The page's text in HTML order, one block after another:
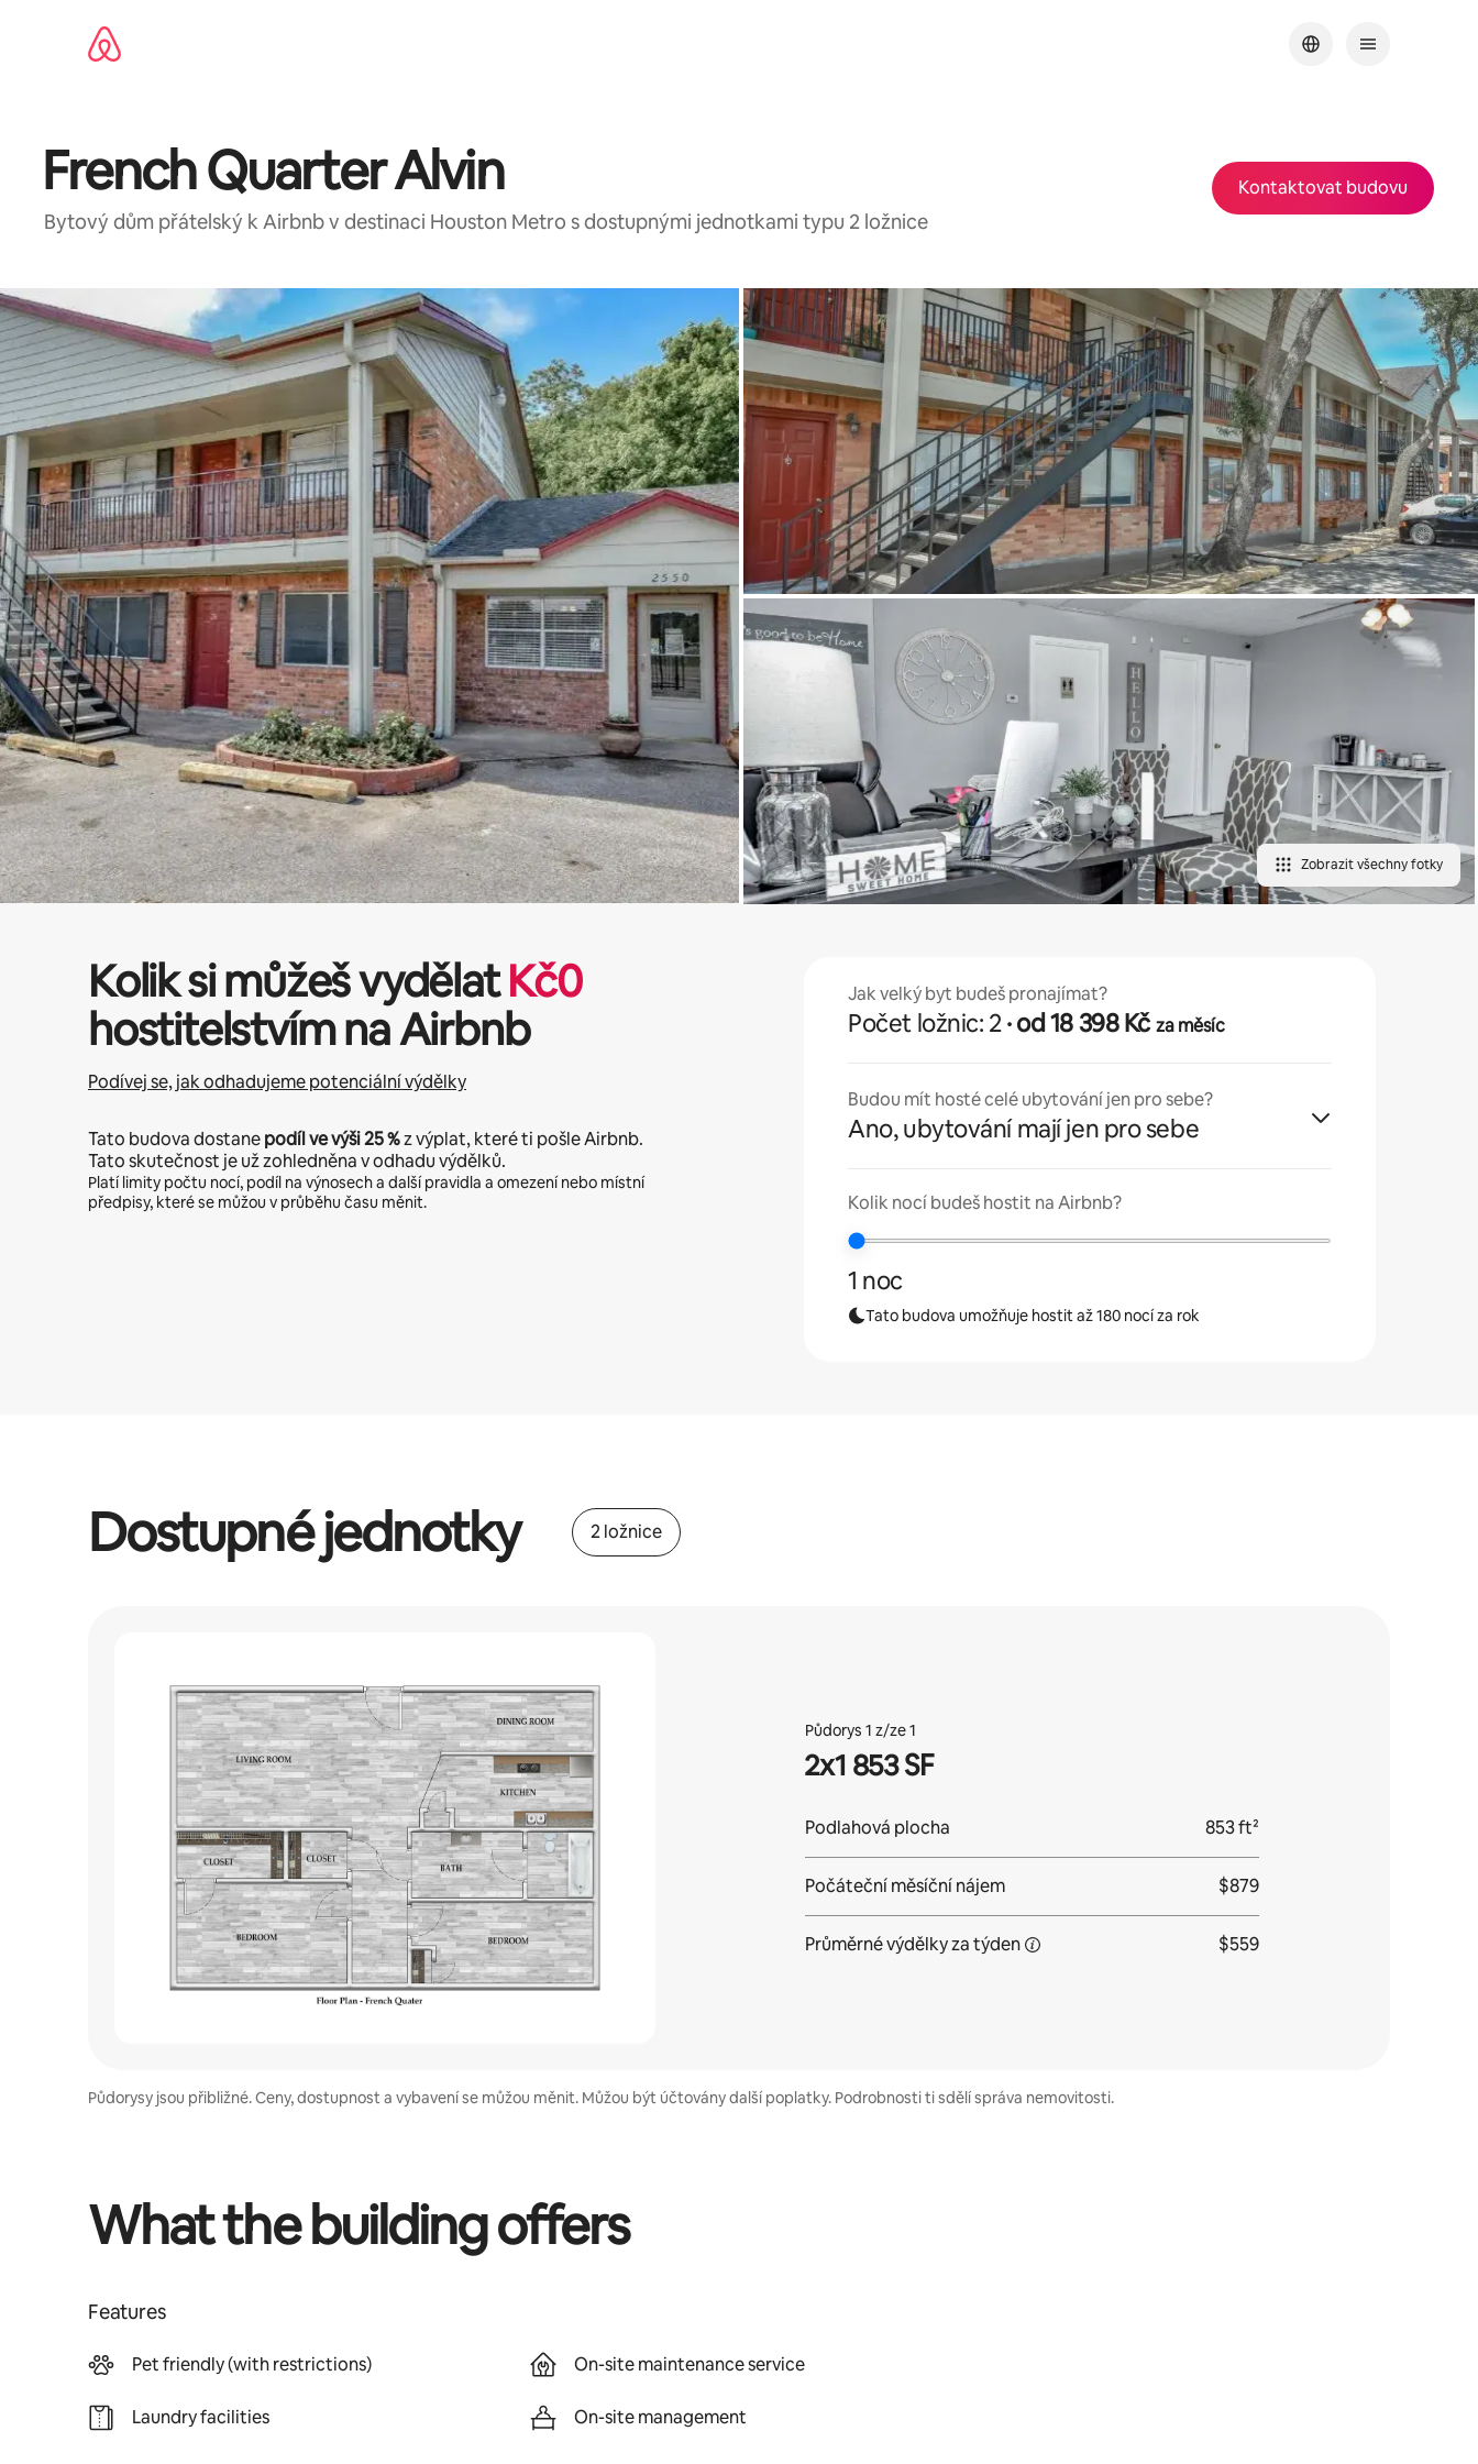
French Quarter Alvin
Bytový dům přátelský k Airbnb v destinaci Houston Metro s dostupnými jednotkami typu 2 ložnice
Kontaktovat budovu
Zobrazit všechny fotky
Kolik si můžeš vydělatKč0
hostitelstvím na Airbnb
Podívej se, jak odhadujeme potenciální výdělky
Tato budova dostanepodíl ve výši25 %z výplat, které ti pošle Airbnb.
Tato skutečnost je už zohledněna v odhadu výdělků.
Platí limity počtu nocí, podíl na výnosech a další pravidla a omezení nebo místní
předpisy, které se můžou v průběhu času měnit.
Jak velký byt budeš pronajímat?
Počet ložnic: 2 · od 18 398 Kčza měsíc
Budou mít hosté celé ubytování jen pro sebe?
Ano, ubytování mají jen pro sebe
Kolik nocí budeš hostit na Airbnb?
1 noc
Tato budova umožňuje hostit až 180 nocí za rok
Dostupné jednotky 2 ložnice
Půdorys 1 z/ze 1
2x1 853 SF
Podlahová plocha 853 ft²
Počáteční měsíční nájem $879
Průměrné výdělky zatýden $559
Půdorysy jsou přibližné. Ceny, dostupnost a vybavení se můžou měnit. Můžou být účtovány další poplatky. Podrobnosti ti sdělí správa nemovitosti.
What the building offers
Features
Pet friendly (with restrictions)
Laundry facilities
On-site maintenance service
On-site management